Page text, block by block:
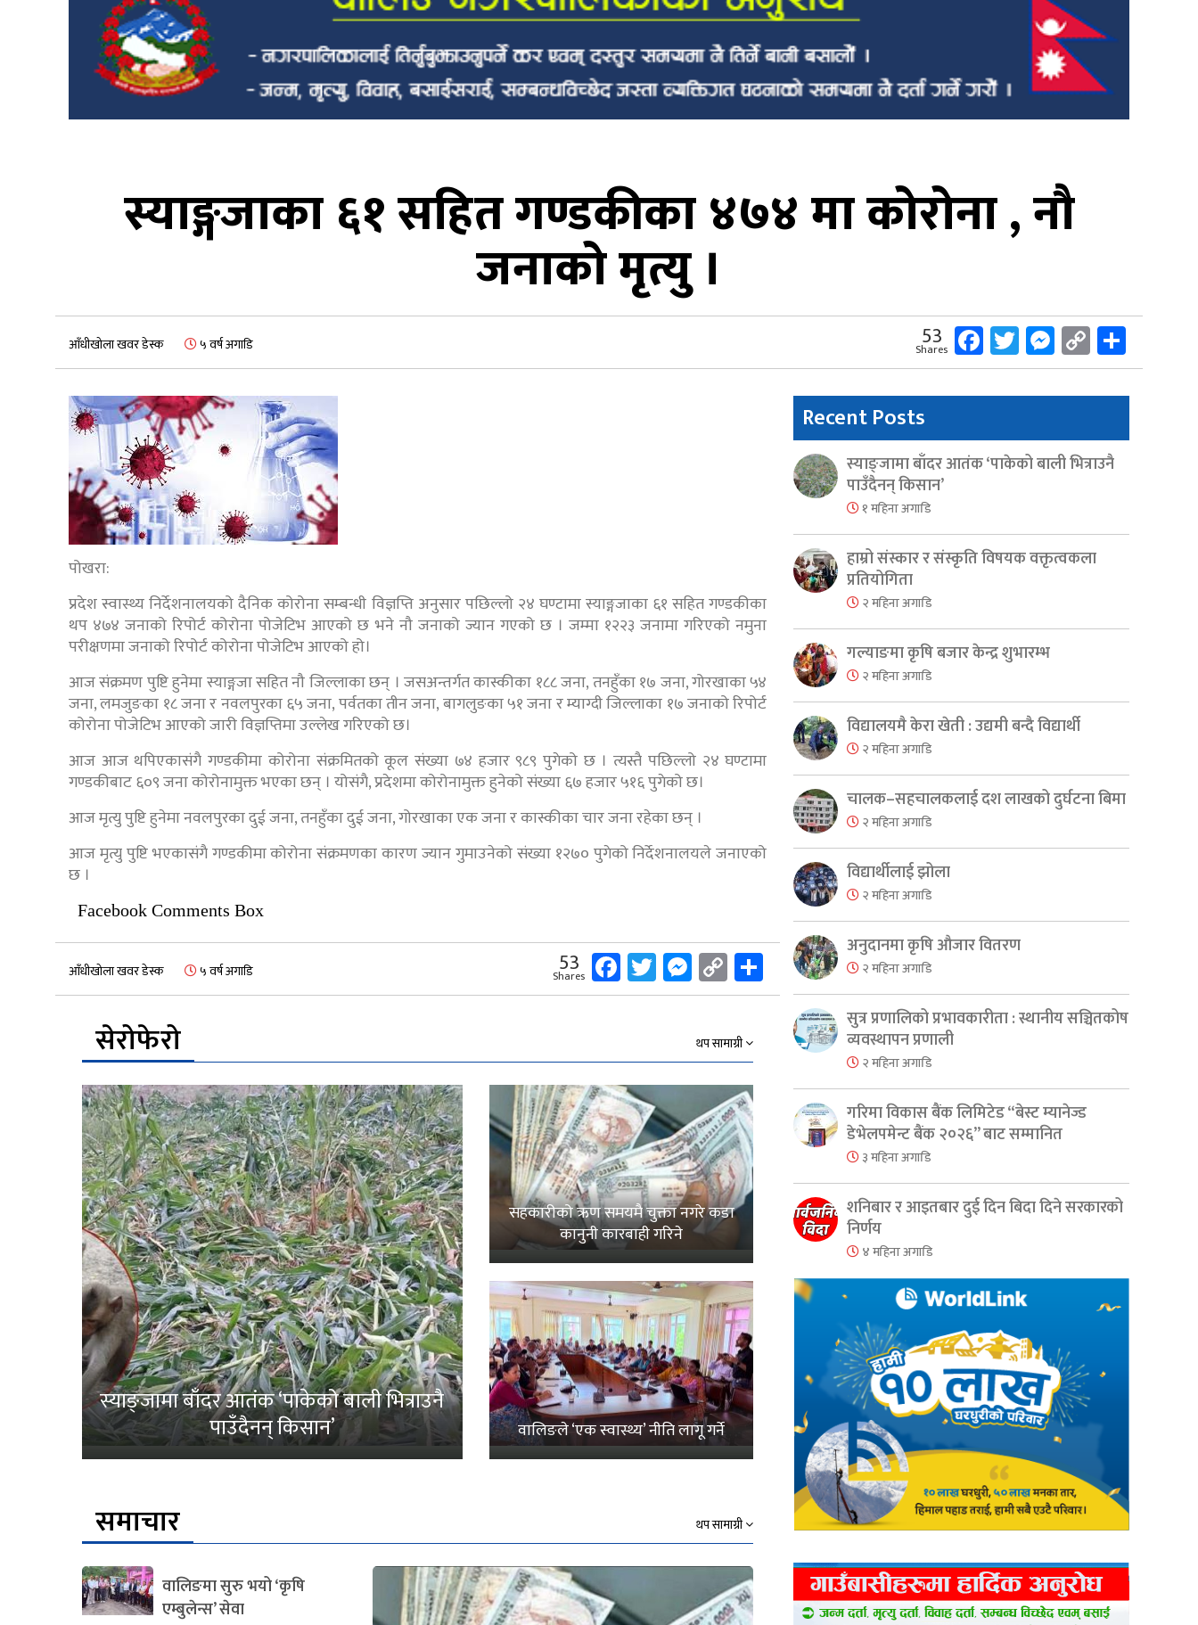
स्याङ्गजाका ६१ सहित गण्डकीका ४७४ मा कोरोना , नौ
जनाको मृत्यु ।
आँधीखोला खवर डेस्क ५ वर्ष अगाडि 53
Shares Facebook
Twitter
Messenger
Copy
Link
पोखरा:
प्रदेश स्वास्थ्य निर्देशनालयको दैनिक कोरोना सम्बन्धी विज्ञप्ति अनुसार पछिल्लो २४ घण्टामा स्याङ्गजाका ६१ सहित गण्डकीका
थप ४७४ जनाको रिपोर्ट कोरोना पोजेटिभ आएको छ भने नौ जनाको ज्यान गएको छ । जम्मा १२२३ जनामा गरिएको नमुना
परीक्षणमा जनाको रिपोर्ट कोरोना पोजेटिभ आएको हो।
आज संक्रमण पुष्टि हुनेमा स्याङ्गजा सहित नौ जिल्लाका छन् । जसअन्तर्गत कास्कीका १८८ जना, तनहुँका १७ जना, गोरखाका ५४
जना, लमजुङका १८ जना र नवलपुरका ६५ जना, पर्वतका तीन जना, बागलुङका ५१ जना र म्याग्दी जिल्लाका १७ जनाको रिपोर्ट
कोरोना पोजेटिभ आएको जारी विज्ञप्तिमा उल्लेख गरिएको छ।
आज आज थपिएकासंगै गण्डकीमा कोरोना संक्रमितको कूल संख्या ७४ हजार ९८९ पुगेको छ । त्यस्तै पछिल्लो २४ घण्टामा
गण्डकीबाट ६०९ जना कोरोनामुक्त भएका छन् । योसंगै, प्रदेशमा कोरोनामुक्त हुनेको संख्या ६७ हजार ५१६ पुगेको छ।
आज मृत्यु पुष्टि हुनेमा नवलपुरका दुई जना, तनहुँका दुई जना, गोरखाका एक जना र कास्कीका चार जना रहेका छन् ।
आज मृत्यु पुष्टि भएकासंगै गण्डकीमा कोरोना संक्रमणका कारण ज्यान गुमाउनेको संख्या १२७० पुगेको निर्देशनालयले जनाएको
छ ।
Facebook Comments Box
आँधीखोला खवर डेस्क ५ वर्ष अगाडि 53
Shares Facebook
Twitter
Messenger
Copy
Link
Share
सेरोफेरो
थप सामाग्री
स्याङ्जामा बाँदर आतंक ‘पाकेको बाली भित्राउनै
पाउँदैनन् किसान’
सहकारीको ऋण समयमै चुक्ता नगरे कडा
कानुनी कारबाही गरिने
वालिङले ‘एक स्वास्थ्य’ नीति लागू गर्ने
समाचार थप सामाग्री
वालिङमा सुरु भयो ‘कृषि
एम्बुलेन्स’ सेवा
Recent Posts
स्याङ्जामा बाँदर आतंक ‘पाकेको बाली भित्राउनै
पाउँदैनन् किसान’
१ महिना अगाडि
हाम्रो संस्कार र संस्कृति विषयक वक्तृत्वकला
प्रतियोगिता
२ महिना अगाडि
गल्याङमा कृषि बजार केन्द्र शुभारम्भ
२ महिना अगाडि
विद्यालयमै केरा खेती : उद्यमी बन्दै विद्यार्थी
२ महिना अगाडि
चालक–सहचालकलाई दश लाखको दुर्घटना बिमा
२ महिना अगाडि
विद्यार्थीलाई झोला
२ महिना अगाडि
अनुदानमा कृषि औजार वितरण
२ महिना अगाडि
सुत्र प्रणालिको प्रभावकारीता : स्थानीय सञ्चितकोष
व्यवस्थापन प्रणाली
२ महिना अगाडि
गरिमा विकास बैंक लिमिटेड “बेस्ट म्यानेज्ड
डेभेलपमेन्ट बैंक २०२६” बाट सम्मानित
३ महिना अगाडि
शनिबार र आइतबार दुई दिन बिदा दिने सरकारको
निर्णय
४ महिना अगाडि